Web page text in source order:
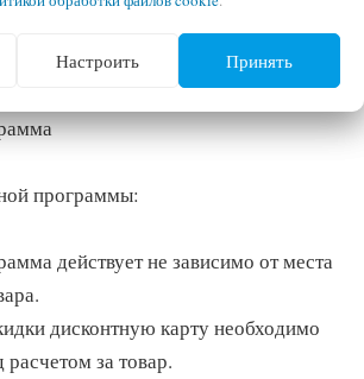
импортеров в РБ.
программы:
действует не зависимо от места
дисконтную карту необходимо
за товар.
Настроить Принять